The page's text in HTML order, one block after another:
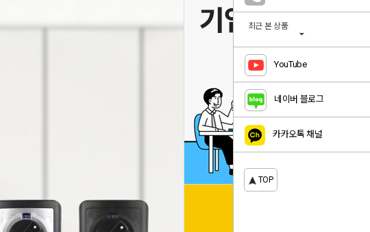
최근 본 상품
YouTube
네이버 블로그
카카오톡 채널
TOP